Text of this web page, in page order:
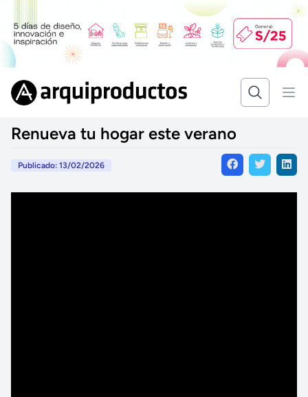
Renueva tu hogar este verano
Publicado: 13/02/2026